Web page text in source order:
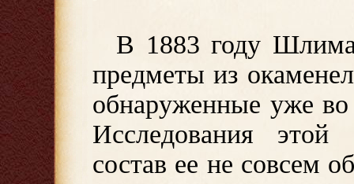
В 1883 году
предметы из
обнаруженные уже во
Исследования
состав ее не совсем